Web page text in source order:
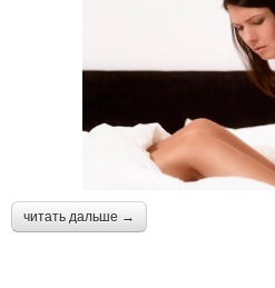
читать дальше →